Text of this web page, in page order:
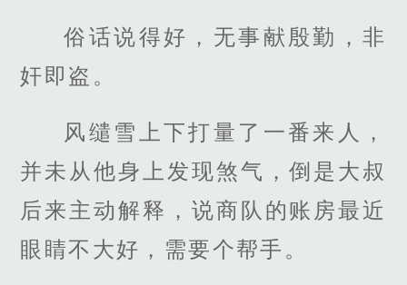
俗话说得好，无事献殷勤，非
奸即盗。
风缱雪上下打量了一番来人，
并未从他身上发现煞气，倒是大叔
后来主动解释，说商队的账房最近
眼睛不大好，需要个帮手。